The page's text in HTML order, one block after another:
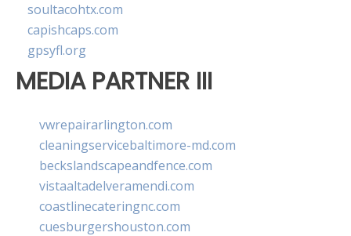
soultacohtx.com
capishcaps.com
gpsyfl.org
MEDIA PARTNER III
vwrepairarlington.com
cleaningservicebaltimore-md.com
beckslandscapeandfence.com
vistaaltadelveramendi.com
coastlinecateringnc.com
cuesburgershouston.com